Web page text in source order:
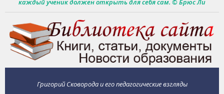
каждый ученик должен открыть для себя сам. © Брюс Ли
Григорий Сковорода и его педагогические взгляды